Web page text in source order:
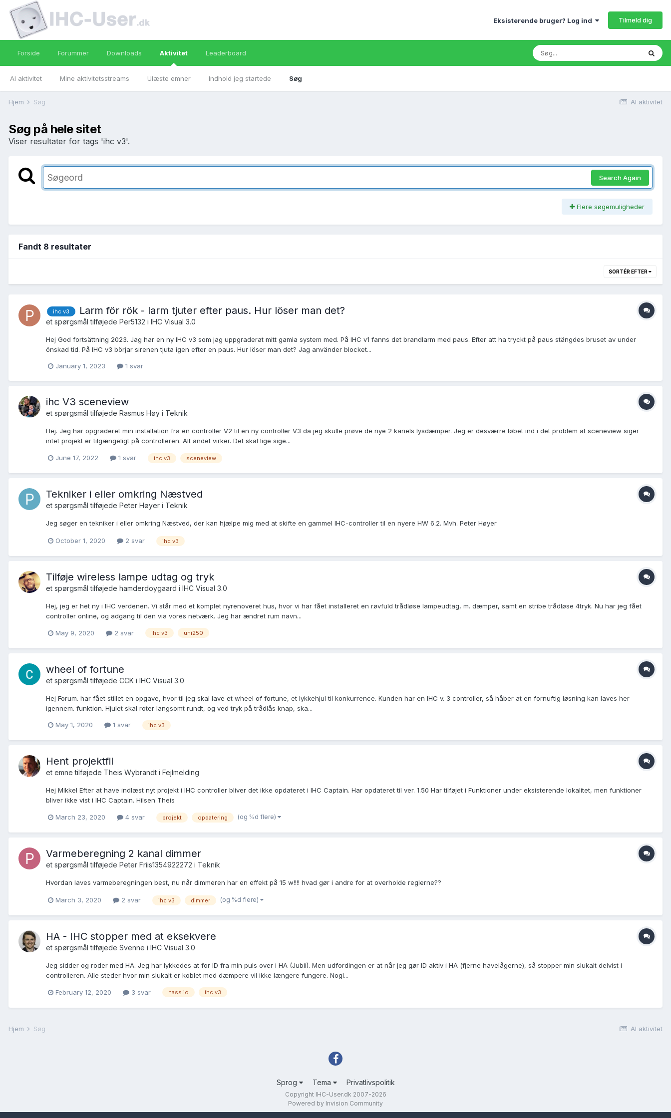
Eksisterende bruger? Log ind Tilmeld dig
Forside Forummer Downloads Aktivitet
Al aktivitet Mine aktivitetsstreams Ulæste emner Indhold jeg startede Søg
Leaderboard
Al aktivitet
Hjem Søg
Søg på hele sitet
Viser resultater for tags 'ihc v3'.
Search Again
Flere søgemuligheder
Fandt 8 resultater
SORTÉR EFTER
ihc v3 Larm för rök - larm tjuter efter paus. Hur löser man det?
et spørgsmål tilføjede Per5132 i IHC Visual 3.0
Hej God fortsättning 2023. Jag har en ny IHC v3 som jag uppgraderat mitt gamla system med. På IHC v1 fanns det brandlarm med paus. Efter att ha tryckt på paus stängdes bruset av under
önskad tid. På IHC v3 börjar sirenen tjuta igen efter en paus. Hur löser man det? Jag använder blocket...
January 1, 2023 1 svar
ihc V3 sceneview
et spørgsmål tilføjede Rasmus Høy i Teknik
Hej. Jeg har opgraderet min installation fra en controller V2 til en ny controller V3 da jeg skulle prøve de nye 2 kanels lysdæmper. Jeg er desværre løbet ind i det problem at sceneview siger
intet projekt er tilgængeligt på controlleren. Alt andet virker. Det skal lige sige...
June 17, 2022 1 svar ihc v3 sceneview
Tekniker i eller omkring Næstved
et spørgsmål tilføjede Peter Høyer i Teknik
Jeg søger en tekniker i eller omkring Næstved, der kan hjælpe mig med at skifte en gammel IHC-controller til en nyere HW 6.2. Mvh. Peter Høyer
October 1, 2020 2 svar ihc v3
Tilføje wireless lampe udtag og tryk
et spørgsmål tilføjede hamderdoygaard i IHC Visual 3.0
Hej, jeg er het ny i IHC verdenen. Vi står med et komplet nyrenoveret hus, hvor vi har fået installeret en røvfuld trådløse lampeudtag, m. dæmper, samt en stribe trådløse 4tryk. Nu har jeg fået
controller online, og adgang til den via vores netværk. Jeg har ændret rum navn...
May 9, 2020 2 svar ihc v3 uni250
wheel of fortune
et spørgsmål tilføjede CCK i IHC Visual 3.0
Hej Forum. har fået stillet en opgave, hvor til jeg skal lave et wheel of fortune, et lykkehjul til konkurrence. Kunden har en IHC v. 3 controller, så håber at en fornuftig løsning kan laves her
igennem. funktion. Hjulet skal roter langsomt rundt, og ved tryk på trådlås knap, ska...
May 1, 2020 1 svar ihc v3
Hent projektfil
et emne tilføjede Theis Wybrandt i Fejlmelding
Hej Mikkel Efter at have indlæst nyt projekt i IHC controller bliver det ikke opdateret i IHC Captain. Har opdateret til ver. 1.50 Har tilføjet i Funktioner under eksisterende lokalitet, men funktioner
bliver ikke vist i IHC Captain. Hilsen Theis
March 23, 2020 4 svar projekt opdatering (og %d flere)
Varmeberegning 2 kanal dimmer
et spørgsmål tilføjede Peter Friis1354922272 i Teknik
Hvordan laves varmeberegningen best, nu når dimmeren har en effekt på 15 w!!!! hvad gør i andre for at overholde reglerne??
March 3, 2020 2 svar ihc v3 dimmer (og %d flere)
HA - IHC stopper med at eksekvere
et spørgsmål tilføjede Svenne i IHC Visual 3.0
Jeg sidder og roder med HA. Jeg har lykkedes at for ID fra min puls over i HA (Jubii). Men udfordingen er at når jeg gør ID aktiv i HA (fjerne havelågerne), så stopper min slukalt delvist i
controlleren. Alle steder hvor min slukalt er koblet med dæmpere vil ikke længere fungere. Nogl...
February 12, 2020 3 svar hass.io ihc v3
Al aktivitet
Hjem Søg
Sprog Tema Privatlivspolitik
Copyright IHC-User.dk 2007-2026
Powered by Invision Community